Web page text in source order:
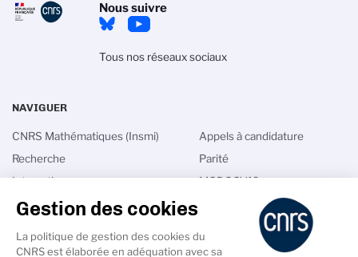
Nous suivre
Tous nos réseaux sociaux
NAVIGUER
CNRS Mathématiques (Insmi)
Recherche
Interactions
International
Actualités
Appels à candidature
Parité
MODCOV19
Math in France
Intranet
Gestion des cookies
La politique de gestion des cookies du
CNRS est élaborée en adéquation avec sa